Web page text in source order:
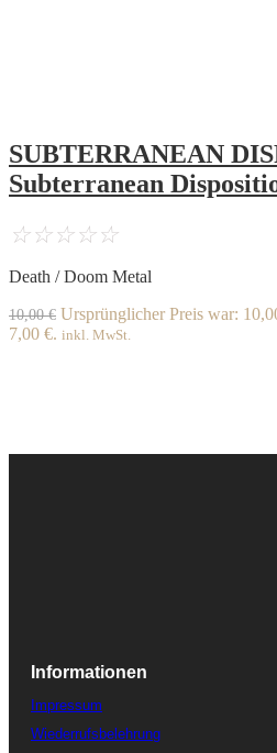
SUBTERRANEAN
Subterranean
☆☆☆☆☆
Death / Doom Metal
10,00€ Ursprünglicher Preis war:
7,00 €. inkl. MwSt.
Informationen
Impressum
Wiederrufsbelehrung